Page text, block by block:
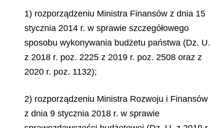
1) rozporządzeniu Ministra Finansów z dnia 15
stycznia 2014 r. w sprawie szczegółowego
sposobu wykonywania budżetu państwa (Dz. U.
z 2018 r. poz. 2225 z 2019 r. poz. 2508 oraz z
2020 r. poz. 1132);
2) rozporządzeniu Ministra Rozwoju i Finansów
z dnia 9 stycznia 2018 r. w sprawie